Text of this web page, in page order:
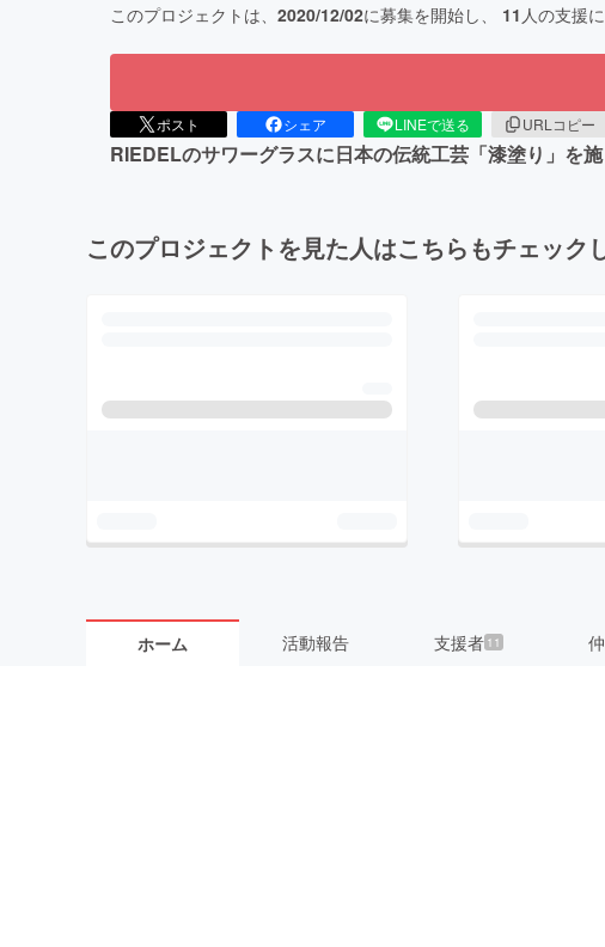
このプロジェクトは、 2020/12/02に募集を開始し、 11 人の支援
ポスト シェア LINEで送る URLコピー
RIEDELのサワーグラスに日本の伝統工芸「漆塗り」を
このプロジェクトを見た人はこちらもチェック
ホーム 活動報告 支援者 11